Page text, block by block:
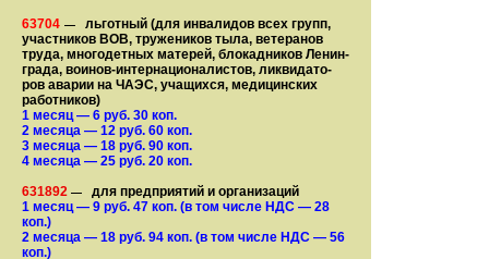
63704 —
льготный (для ин­ва­лидов всех групп,
участ­ников ВОВ, труже­ни­ков тыла, ветеранов
труда, мно­го­­детных матерей, бло­­кад­ни­ков Ле­нин­
града, воинов-интернаци­о­на­­ли­стов, лик­ви­да­то­
ров аварии на ЧАЭС, уча­щихся, медицинских
работников)
1 месяц— 6 руб. 30 коп.
2 месяца — 12 руб. 60 коп.
3 месяца — 18 руб. 90 коп.
4 месяца — 25 руб. 20 коп.
631892 —
для предприятий и организаций
1 месяц— 9 руб. 47 коп. (в том числе НДС — 28
коп.)
2 месяца — 18 руб. 94 коп. (в том числе НДС — 56
коп.)